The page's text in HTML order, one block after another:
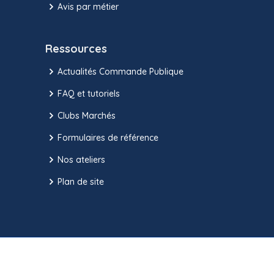
Avis par métier
Ressources
Actualités Commande Publique
FAQ et tutoriels
Clubs Marchés
Formulaires de référence
Nos ateliers
Plan de site